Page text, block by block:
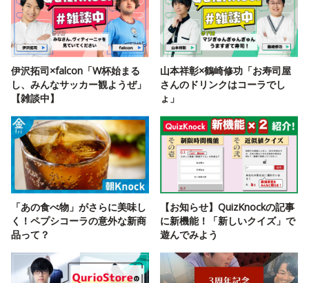
伊沢拓司×falcon「W杯始まる
し、みんなサッカー観ようぜ」
【雑談中】
山本祥彰×鶴崎修功「お寿司屋
さんのドリンクはコーラでし
ょ」
「あの食べ物」がさらに美味し
く！ペプシコーラの意外な新商
品って？
【お知らせ】QuizKnockの記事
に新機能！「新しいクイズ」で
遊んでみよう